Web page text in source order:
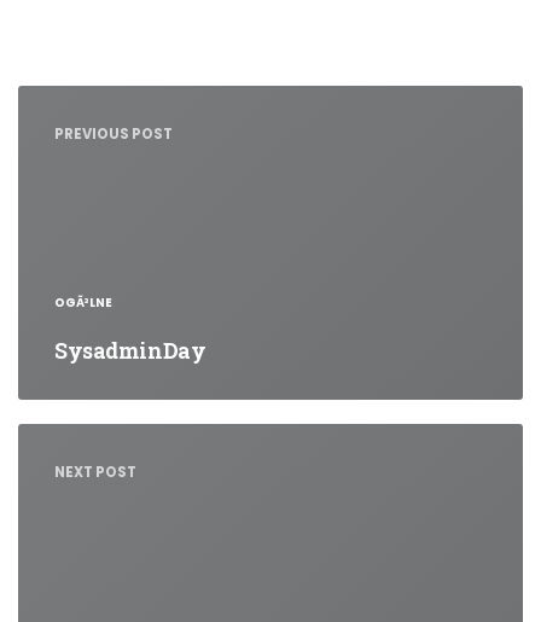
Nawigacja
PREVIOUS POST
OGÃ³LNE
SysadminDay
NEXT POST